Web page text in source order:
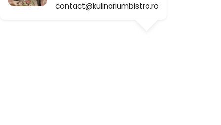
contact@kulinariumbistro.ro